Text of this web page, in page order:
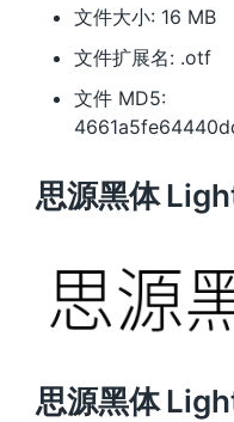
文件大小: 16 MB
文件扩展名: .otf
文件 MD5:
思源黑体
思源黑体